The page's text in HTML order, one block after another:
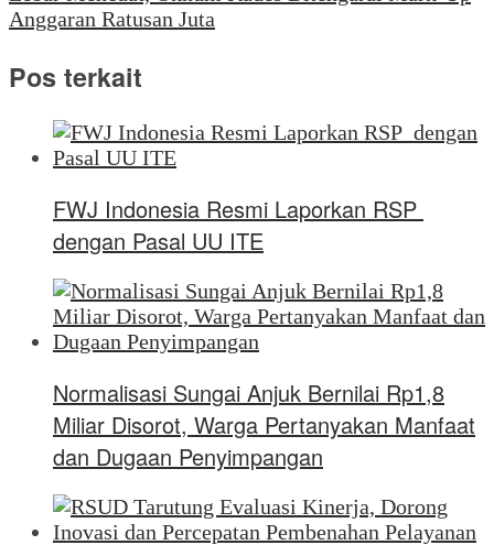
Anggaran Ratusan Juta
Pos terkait
FWJ Indonesia Resmi Laporkan RSP
dengan Pasal UU ITE
Normalisasi Sungai Anjuk Bernilai Rp1,8
Miliar Disorot, Warga Pertanyakan Manfaat
dan Dugaan Penyimpangan